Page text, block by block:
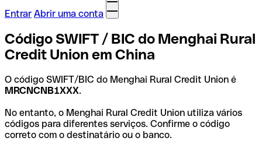
Entrar Abrir uma conta
Código SWIFT / BIC do Menghai Rural
Credit Union em China
O código SWIFT/BIC do Menghai Rural Credit Union é
MRCNCNB1XXX.
No entanto, o Menghai Rural Credit Union utiliza vários
códigos para diferentes serviços. Confirme o código
correto com o destinatário ou o banco.